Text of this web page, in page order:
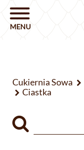
Cukiernia Sowa
Ciastka